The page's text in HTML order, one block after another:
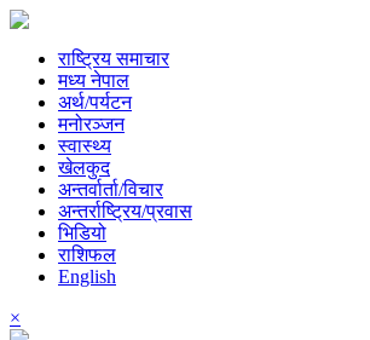
राष्ट्रिय समाचार
मध्य नेपाल
अर्थ/पर्यटन
मनोरञ्जन
स्वास्थ्य
खेलकुद
अन्तर्वार्ता/विचार
अन्तर्राष्ट्रिय/प्रवास
भिडियो
राशिफल
English
×